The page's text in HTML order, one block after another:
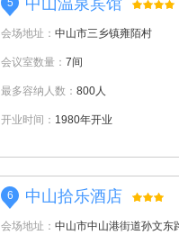
5 中山温泉宾馆
会场地址： 中山市三乡镇雍陌村
会议室数量： 7间
最多容纳人数： 800人
开业时间： 1980年开业
6 中山拾乐酒店
会场地址： 中山市中山港街道孙文东